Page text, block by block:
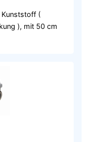
Kunststoff (
), mit 50 cm